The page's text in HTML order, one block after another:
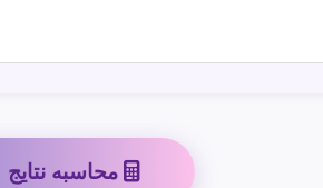
محاسبه نتایج